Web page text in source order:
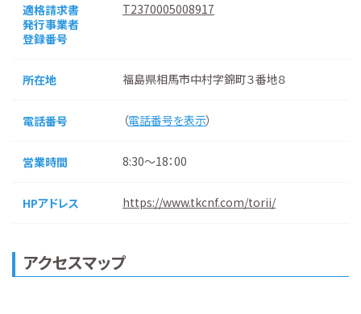
適格請求書
発行事業者
登録番号
T2370005008917
所在地 福島県相馬市中村字錦町３番地８
電話番号 （電話番号を表示）
営業時間 8:30～18：00
HPアドレス https://www.tkcnf.com/torii/
アクセスマップ